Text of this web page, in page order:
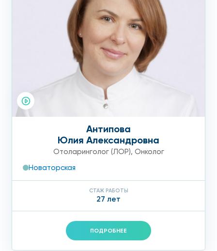
Антипова
Юлия Александровна
Отоларинголог (ЛОР), Онколог
Новаторская
СТАЖ РАБОТЫ
27 лет
ПОДРОБНЕЕ